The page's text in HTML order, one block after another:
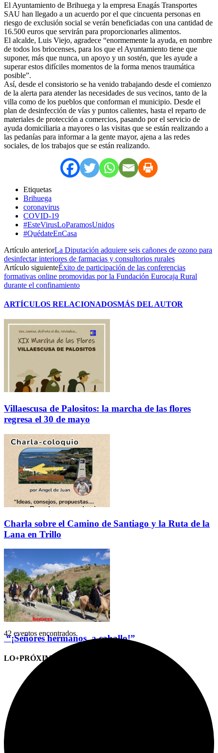
El Ayuntamiento de Brihuega y la empresa Enagás Transportes
SAU han llegado a un acuerdo por el que cincuenta personas en
riesgo de exclusión social se verán beneficiadas con una cantidad de
16.500 euros que servirán para proporcionarles alimentos.
El alcalde, Luis Viejo, agradece “enormemente la ayuda, en nombre
de todos los briocenses, para los que el Ayuntamiento tiene que
suponer, más que nunca, un apoyo y un sostén, que les ayude a
superar estos difíciles momentos de la forma menos traumática
posible”.
Así, desde el consistorio se ha venido trabajando desde el comienzo
de la alerta para atender las necesidades de sus vecinos, tanto de la
villa como de los pueblos que conforman el municipio. Desde el
plan de desinfección de vías y puntos calientes, hasta el reparto de
materiales de protección a comercios, pasando por el servicio de
ayuda domiciliaria a mayores o las visitas que se están realizando a
las pedanías para informar a la gente mayor, ajena a las redes
sociales, de los trabajos que se están realizando.
Etiquetas
Brihuega
coronavirus
COVID-19
#EsteVirusLoParamosUnidos
#QuédateEnCasa
Artículo anteriorLa Diputación adquiere seis cañones de ozono para
desinfectar interiores de farmacias y consultorios rurales
Artículo siguienteÉxito de participación de las conferencias
formativas online promovidas por la Fundación Eurocaja Rural
durante el confinamiento
ARTÍCULOS RELACIONADOSMÁS DEL AUTOR
Villaescusa de Palositos: la marcha de las flores
regresa el 30 de mayo
Charla sobre el Camino de Santiago y la Ruta de la
Lana en Trillo
“¡Señores hermanos, a caballo!”
LO+PRÓXIMO (CITAS)
42 eventos encontrados.